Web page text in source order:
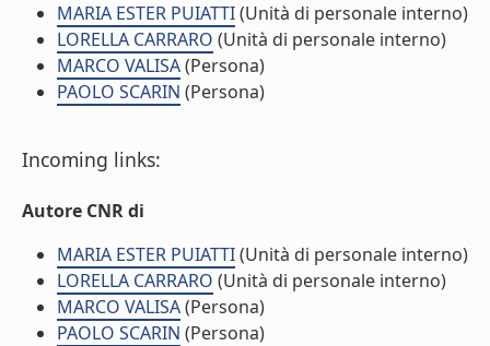
MARIA ESTER PUIATTI(Unità di personale interno)
LORELLA CARRARO (Unità di personale interno)
MARCO VALISA(Persona)
PAOLO SCARIN (Persona)
Incoming links:
Autore CNR di
MARIA ESTER PUIATTI(Unità di personale interno)
LORELLA CARRARO (Unità di personale interno)
MARCO VALISA(Persona)
PAOLO SCARIN (Persona)